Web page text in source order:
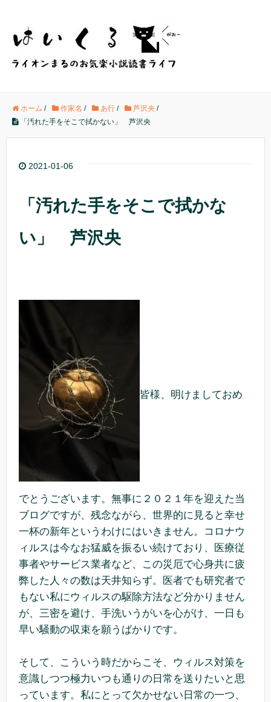
ホーム / 作家名 / あ行 / 芦沢央 /
「汚れた手をそこで拭かない」 芦沢央
2021-01-06
「汚れた手をそこで拭かな
い」 芦沢央
皆様、明けましておめ
でとうございます。無事に２０２１年を迎えた当
ブログですが、残念ながら、世界的に見ると幸せ
一杯の新年というわけにはいきません。コロナウ
ィルスは今なお猛威を振るい続けており、医療従
事者やサービス業者など、この災厄で心身共に疲
弊した人々の数は天井知らず。医者でも研究者で
もない私にウィルスの駆除方法など分かりません
が、三密を避け、手洗いうがいを心がけ、一日も
早い騒動の収束を願うばかりです。
そして、こういう時だからこそ、ウィルス対策を
意識しつつ極力いつも通りの日常を送りたいと思
っています。私にとって欠かせない日常の一つ、